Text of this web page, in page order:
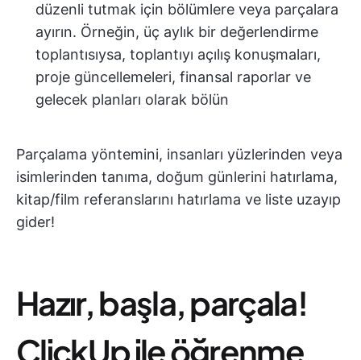
düzenli tutmak için bölümlere veya parçalara
ayırın. Örneğin, üç aylık bir değerlendirme
toplantısıysa, toplantıyı açılış konuşmaları,
proje güncellemeleri, finansal raporlar ve
gelecek planları olarak bölün
Parçalama yöntemini, insanları yüzlerinden veya
isimlerinden tanıma, doğum günlerini hatırlama,
kitap/film referanslarını hatırlama ve liste uzayıp
gider!
Hazır, başla, parçala!
ClickUp ile öğrenme